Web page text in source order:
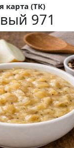
карта (ТК)
971